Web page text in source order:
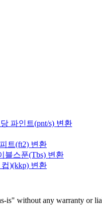
파인트(pnt/s) 변환
트(ft2) 변환
블스푼(Tbs) 변환
)(kkp) 변환
is" without any warranty or